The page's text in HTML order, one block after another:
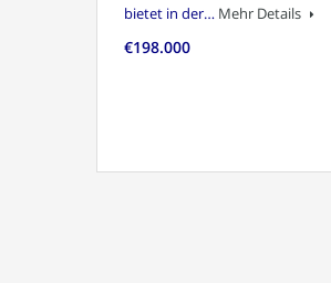
bietet in der… Mehr Details
€198.000